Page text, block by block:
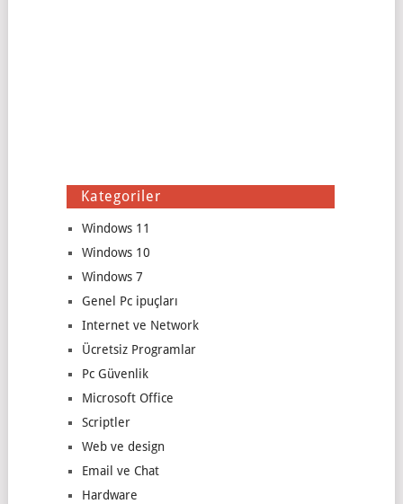
Kategoriler
Windows 11
Windows 10
Windows 7
Genel Pc ipuçları
Internet ve Network
Ücretsiz Programlar
Pc Güvenlik
Microsoft Office
Scriptler
Web ve design
Email ve Chat
Hardware